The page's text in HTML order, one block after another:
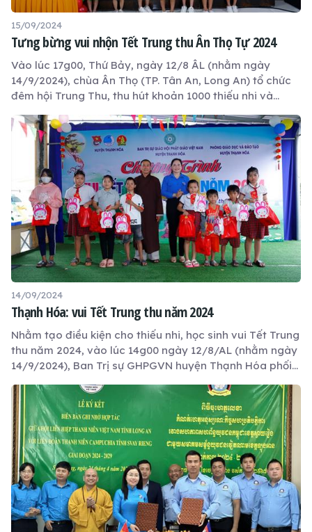
15/09/2024
Tưng bừng vui nhộn Tết Trung thu Ân Thọ Tự 2024
Vào lúc 17g00, Thứ Bảy, ngày 12/8 ÂL (nhằm ngày
14/9/2024), chùa Ân Thọ (TP. Tân An, Long An) tổ chức
đêm hội Trung Thu, thu hút khoản 1000 thiếu nhi và
được tham dự cùng với phụ huynh.
14/09/2024
Thạnh Hóa: vui Tết Trung thu năm 2024
Nhằm tạo điều kiện cho thiếu nhi, học sinh vui Tết Trung
thu năm 2024, vào lúc 14g00 ngày 12/8/AL (nhằm ngày
14/9/2024), Ban Trị sự GHPGVN huyện Thạnh Hóa phối
Tết Trung thu cho thiếu nhi, học sinh tại Trường tiểu học
Thuận Nghĩa Hoà.